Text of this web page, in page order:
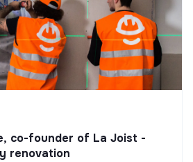
co-founder of La Joist -
renovation